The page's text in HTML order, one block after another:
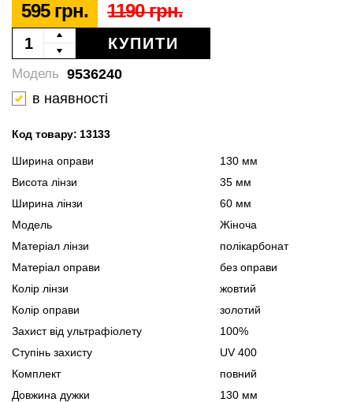
595 грн. 1190 грн.
КУПИТИ
9536240
Модель
в наявності
Код товару: 13133
Ширина оправи
130 мм
Висота лінзи
35 мм
Ширина лінзи
60 мм
Модель
Жіноча
Матеріал лінзи
полікарбонат
Матеріал оправи
без оправи
Колір лінзи
жовтий
Колір оправи
золотий
Захист від ультрафіолету
100%
Ступінь захисту
UV 400
Комплект
повний
Довжина дужки
130 мм